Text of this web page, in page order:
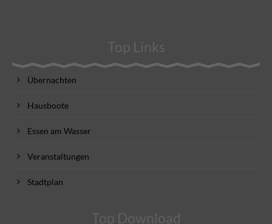
Top Links
Übernachten
Hausboote
Essen am Wasser
Veranstaltungen
Stadtplan
Top Download